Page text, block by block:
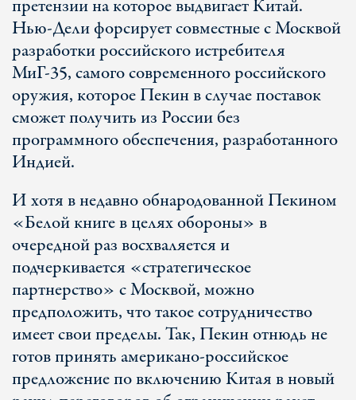
претензии на которое выдвигает Китай.
Нью-Дели форсирует совместные с Москвой
разработки российского истребителя
МиГ-35, самого современного российского
оружия, которое Пекин в случае поставок
сможет получить из России без
программного обеспечения, разработанного
Индией.
И хотя в недавно обнародованной Пекином
«Белой книге в целях обороны» в
очередной раз восхваляется и
подчеркивается «стратегическое
партнерство» с Москвой, можно
предположить, что такое сотрудничество
имеет свои пределы. Так, Пекин отнюдь не
готов принять американо-российское
предложение по включению Китая в новый